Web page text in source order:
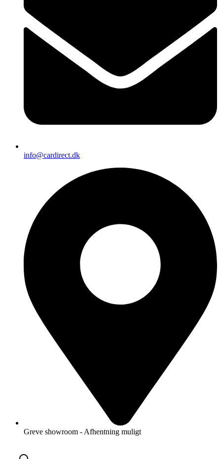
info@cardirect.dk
Greve showroom - Afhentning muligt